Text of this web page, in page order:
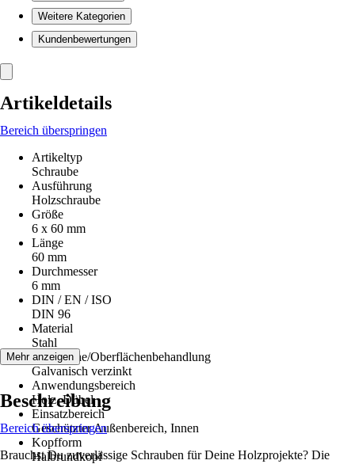
Weitere Kategorien
Kundenbewertungen
Artikeldetails
Bereich überspringen
Artikeltyp
Schraube
Ausführung
Holzschraube
Größe
6 x 60 mm
Länge
60 mm
Durchmesser
6 mm
DIN / EN / ISO
DIN 96
Material
Stahl
Oberfläche/Oberflächenbehandlung
Galvanisch verzinkt
Anwendungsbereich
Holz, Dübel
Einsatzbereich
Geschützter Außenbereich, Innen
Kopfform
Halbrundkopf
Mehr anzeigen
Beschreibung
Bereich überspringen
Brauchst Du zuverlässige Schrauben für Deine Holzprojekte? Die